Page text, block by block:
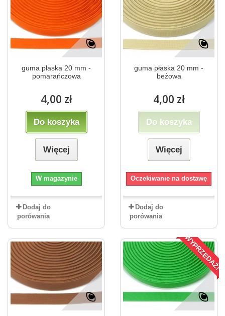
guma płaska 20 mm -
pomarańczowa
4,00 zł
Do koszyka
Więcej
W magazynie
Dodaj do
porówania
guma płaska 20 mm -
beżowa
4,00 zł
Do koszyka
Więcej
Oczekiwanie na dostawę
Dodaj do
porówania
WYPRZEDAŻ!